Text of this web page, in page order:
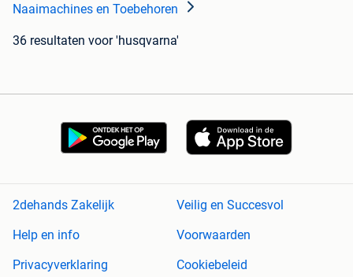
Naaimachines en Toebehoren
36 resultaten voor 'husqvarna'
2dehands Zakelijk
Veilig en Succesvol
Help en info
Voorwaarden
Privacyverklaring
Cookiebeleid